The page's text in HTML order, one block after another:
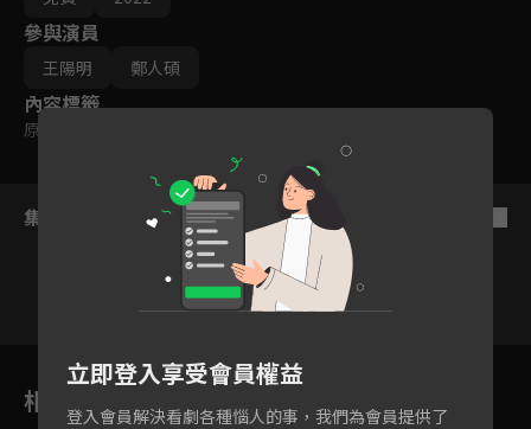
參與演員
王陽明 鄭人碩
內容標籤
原創
集數列表
2 3
相關花絮
立即登入享受會員權益
登入會員解決看劇各種惱人的事，我們為會員提供了